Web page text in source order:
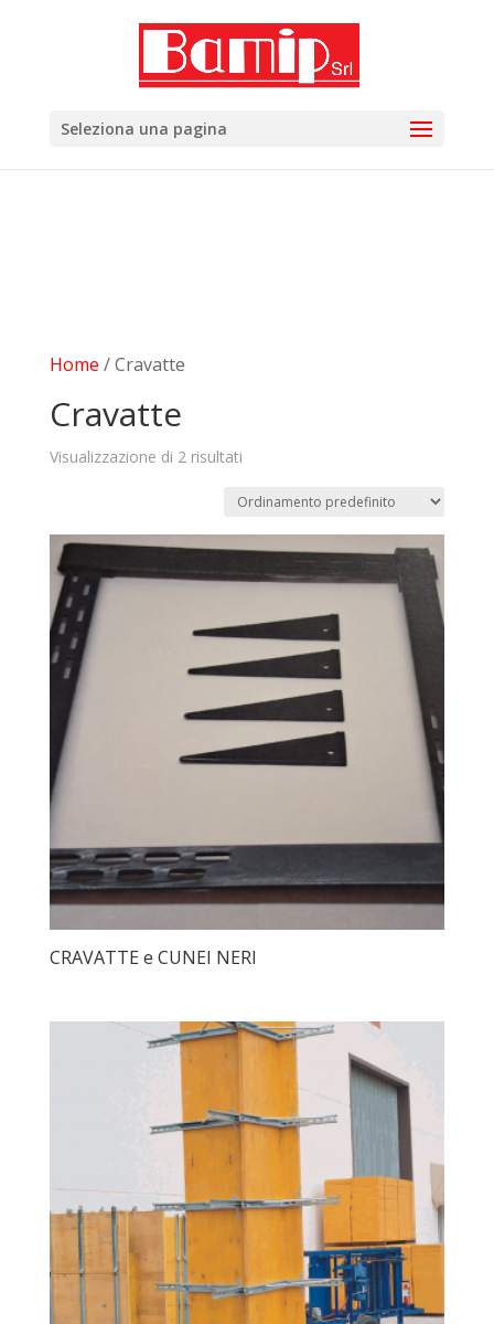
'woocommerce_hide_category_count' ); function
woocommerce_hide_category_count() { // lasciare la
Seleziona una pagina
Home / Cravatte
Cravatte
Visualizzazione di 2 risultati
CRAVATTE e CUNEI NERI